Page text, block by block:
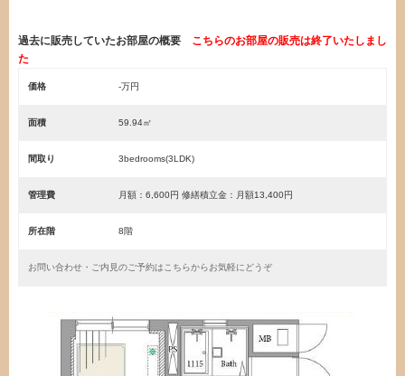
過去に販売していたお部屋の概要 こちらのお部屋の販売は終了いたしまし
た
価格 -万円
面積 59.94㎡
間取り 3bedrooms(3LDK)
管理費 月額：6,600円 修繕積立金：月額13,400円
所在階 8階
お問い合わせ・ご内見のご予約はこちらからお気軽にどうぞ